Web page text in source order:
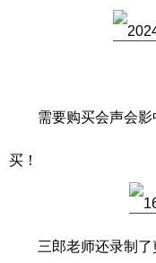
需要购买会声会
买！
三郎老师还录制